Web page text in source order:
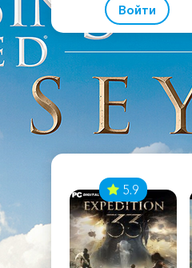
Войти
5.9